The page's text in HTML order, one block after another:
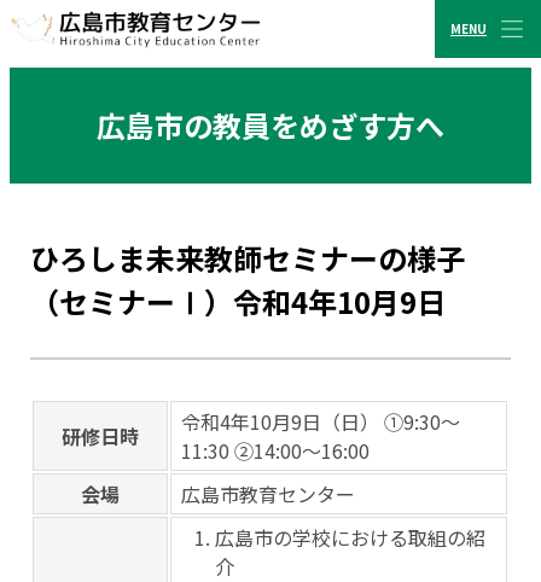
広島市教育センター
広島市の教員をめざす方へ
ひろしま未来教師セミナーの様子
（セミナーⅠ）令和4年10月9日
研修日時
令和4年10月9日（日） ①9:30～
11:30 ②14:00～16:00
会場
広島市教育センター
広島市の学校における取組の紹
介
MENU